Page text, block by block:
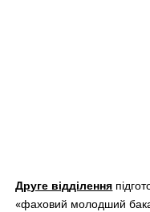
Друге відділення
«фаховий молодший